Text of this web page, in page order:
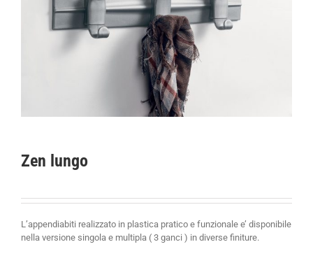
Zen lungo
L’appendiabiti realizzato in plastica pratico e funzionale e’ disponibile
nella versione singola e multipla ( 3 ganci ) in diverse finiture.